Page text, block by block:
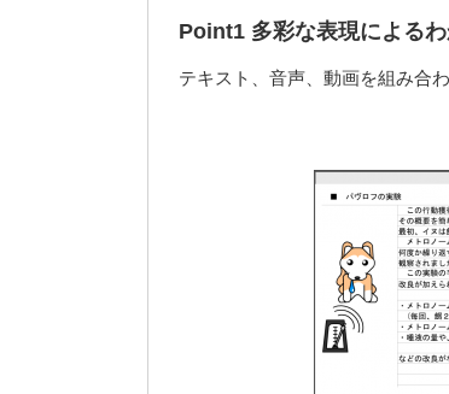
Point1 多彩な表現による
テキスト、音声、動画を組み合